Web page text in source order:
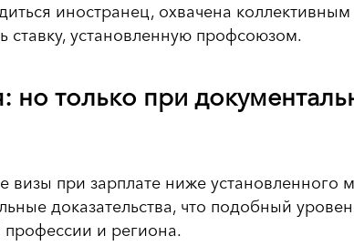
иностранец, охвачена
ставку, установленную профсоюзом.
только при
визы при зарплате ниже установленного
доказательства, что подобный
и региона.